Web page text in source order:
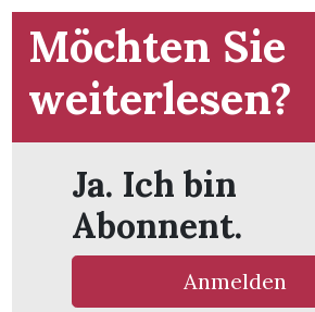
Möchten Sie
weiterlesen?
Ja. Ich bin
Abonnent.
Anmelden